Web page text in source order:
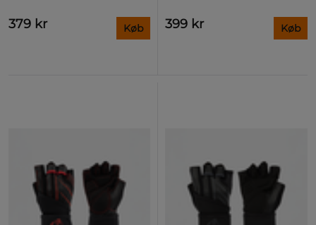
379 kr Køb 399 kr Køb